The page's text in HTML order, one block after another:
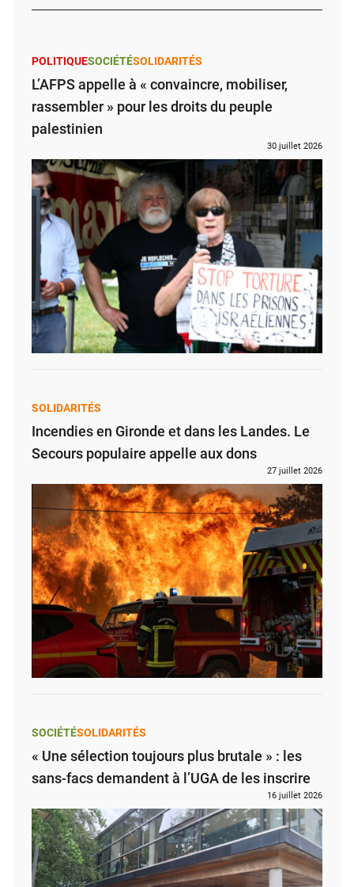
POLITIQUESOCIÉTÉSOLIDARITÉS
L’AFPS appelle à « convaincre, mobiliser,
rassembler » pour les droits du peuple
palestinien
30 juillet 2026
SOLIDARITÉS
Incendies en Gironde et dans les Landes. Le
Secours populaire appelle aux dons
27 juillet 2026
SOCIÉTÉSOLIDARITÉS
« Une sélection toujours plus brutale » : les
sans-facs demandent à l’UGA de les inscrire
16 juillet 2026